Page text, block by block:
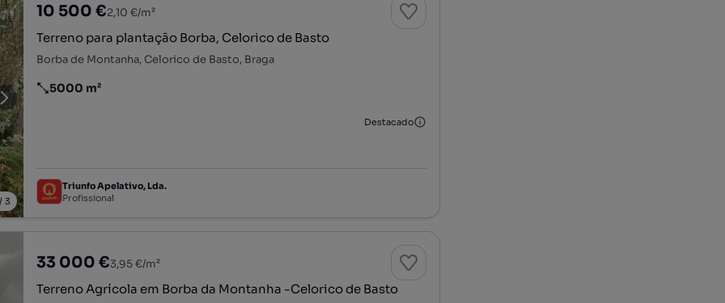
3
10 500 €2,10 €/m²
Terreno para plantação Borba, Celorico de Basto
Borba de Montanha, Celorico de Basto, Braga
Preço por metro quadrado
5000 m²
Destacado
Triunfo Apelativo, Lda.
Profissional
33 000 €3,95 €/m²
Terreno Agrícola em Borba da Montanha -Celorico de Basto